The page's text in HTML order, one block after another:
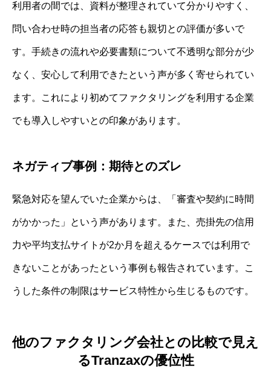
利用者の間では、資料が整理されていて分かりやすく、
問い合わせ時の担当者の応答も親切との評価が多いで
す。手続きの流れや必要書類について不透明な部分が少
なく、安心して利用できたという声が多く寄せられてい
ます。これにより初めてファクタリングを利用する企業
でも導入しやすいとの印象があります。
ネガティブ事例：期待とのズレ
緊急対応を望んでいた企業からは、「審査や契約に時間
がかかった」という声があります。また、売掛先の信用
力や平均支払サイトが2か月を超えるケースでは利用で
きないことがあったという事例も報告されています。こ
うした条件の制限はサービス特性から生じるものです。
他のファクタリング会社との比較で見え
るTranzaxの優位性